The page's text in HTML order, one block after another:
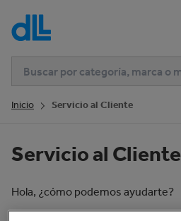
Inicio Servicio al Cliente
Servicio al Cliente
Hola, ¿cómo podemos ayudarte?